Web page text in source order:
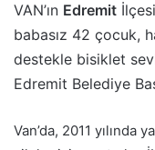
m
e
k
VAN’ın Edremit İlçesi
babasız 42 çocuk,
destekle bisiklet
Edremit Belediye
Van’da, 2011 yılında